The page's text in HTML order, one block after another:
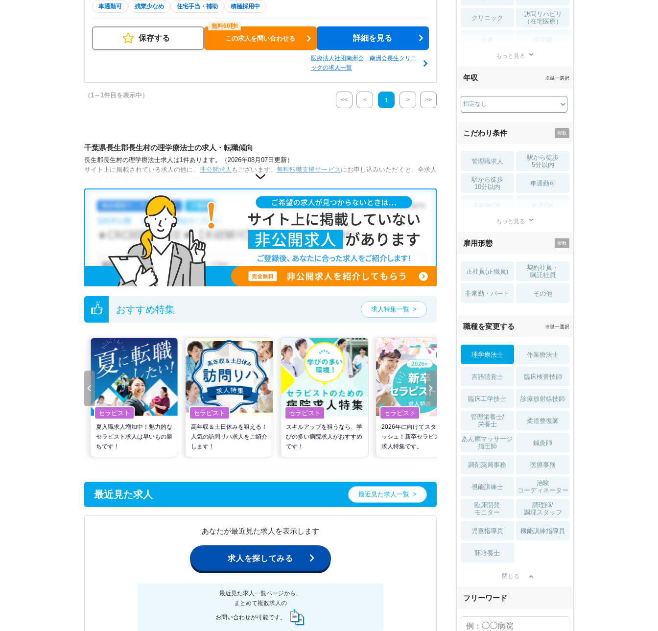
車通勤可 残業少なめ 住宅手当・補助 積極採用中
保存する この求人を問い合わせる 詳細を見る
医療法人社団南洲会 南洲会長生クリニ
ックの求人一覧
（1～1件目を表示中）
<< < 1 > >>
千葉県長生郡長生村の理学療法士の求人・転職傾向
長生郡長生村の理学療法士求人は1件あります。（2026年08月07日更新）
サイト上に掲載されている求人の他に、 非公開求人 もございます。 無料転職支援サービス にお申し込みいただくと、全求人
長生郡長生村の理学療法士求人では以下のような条件が人気です。
積極採用中・残業少なめ・住宅手当・補助あり 正社員(正職員)・クリニック
他の条件でも人気の求人がございますので、「こだわり条件」から検索いただくか、お気軽にお問い合わせください。
全国の理学療法士求人から検索いただくことも可能です。
無料転職支援サービスにお申し込みいただくと、ご希望条件をヒアリングした上で求人をご提案いたします。
ご希望条件がまだ定まっていない方は
人気の希望条件をピックアップした求人特集をぜひご活用ください。
転職支援の他、情報収集や募集状況の確認も、お気軽にご相談ください。
おすすめ特集 求人特集一覧
セラピスト
夏入職求人増加中！魅力的な
セラピスト求人は早いもの勝
ちです！
セラピスト
高年収＆土日休みを狙える！
人気の訪問リハ求人をご紹介
します！
セラピスト
スキルアップを狙うなら、学
びの多い病院求人がおすすめ
です！
セラピスト
2026年に向けてスタートダ
ッシュ！新卒セラピスト向け
求人特集です。
セラピスト
世の中の需要の高まりととも
に増加傾向の「介護施設」求
人をご紹介！
最近見た求人 最近見た求人一覧
あなたが最近見た求人を表示します
求人を探してみる
最近見た求人一覧ページから、
まとめて複数求人の
お問い合わせが可能です。
クリニック
訪問リハビリ
（在宅医療）
薬局・
もっと見る
年収 ※単一選択
こだわり条件
管理職求人
駅から徒歩
5分以内
駅から徒歩
10分以内
車通勤可
住宅手当・補助
土日祝休 無資格 OK
積極採用中 WEB面接OK
もっと見る
雇用形態
正社員(正職員)
契約社員・
嘱託社員
非常勤・パート その他
職種を変更する ※単一選択
理学療法士 作業療法士
言語聴覚士 臨床検査技師
臨床工学技士 診療放射線技師
管理栄養士/
栄養士
柔道整復師
あん摩マッサージ
指圧師
鍼灸師
調剤薬局事務 医療事務
視能訓練士
治験
コーディネーター
臨床開発
モニター
調理師/
調理スタッフ
児童指導員 機能訓練指導員
胚培養士
閉じる
フリーワード